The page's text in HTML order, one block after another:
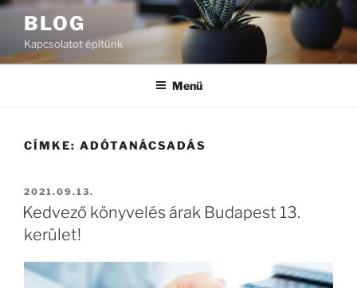
Tartalomhoz
BLOG
Kapcsolatot építünk
Menü
CÍMKE: ADÓTANÁCSADÁS
BEKÜLDVE:
2021.09.13.
Kedvező könyvelés árak Budapest 13.
kerület!